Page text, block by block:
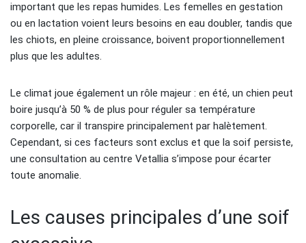
important que les repas humides. Les femelles en gestation
ou en lactation voient leurs besoins en eau doubler, tandis que
les chiots, en pleine croissance, boivent proportionnellement
plus que les adultes.
Le climat joue également un rôle majeur : en été, un chien peut
boire jusqu’à 50 % de plus pour réguler sa température
corporelle, car il transpire principalement par halètement.
Cependant, si ces facteurs sont exclus et que la soif persiste,
une consultation au centre Vetallia s’impose pour écarter
toute anomalie.
Les causes principales d’une soif